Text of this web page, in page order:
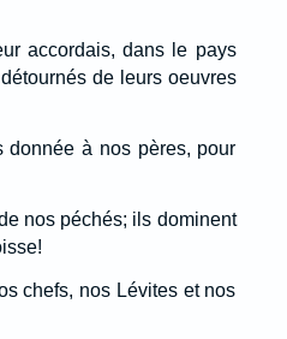
accordais, dans le pays
de leurs oeuvres
donnée à nos pères, pour
nos péchés; ils dominent
chefs, nos Lévites et nos